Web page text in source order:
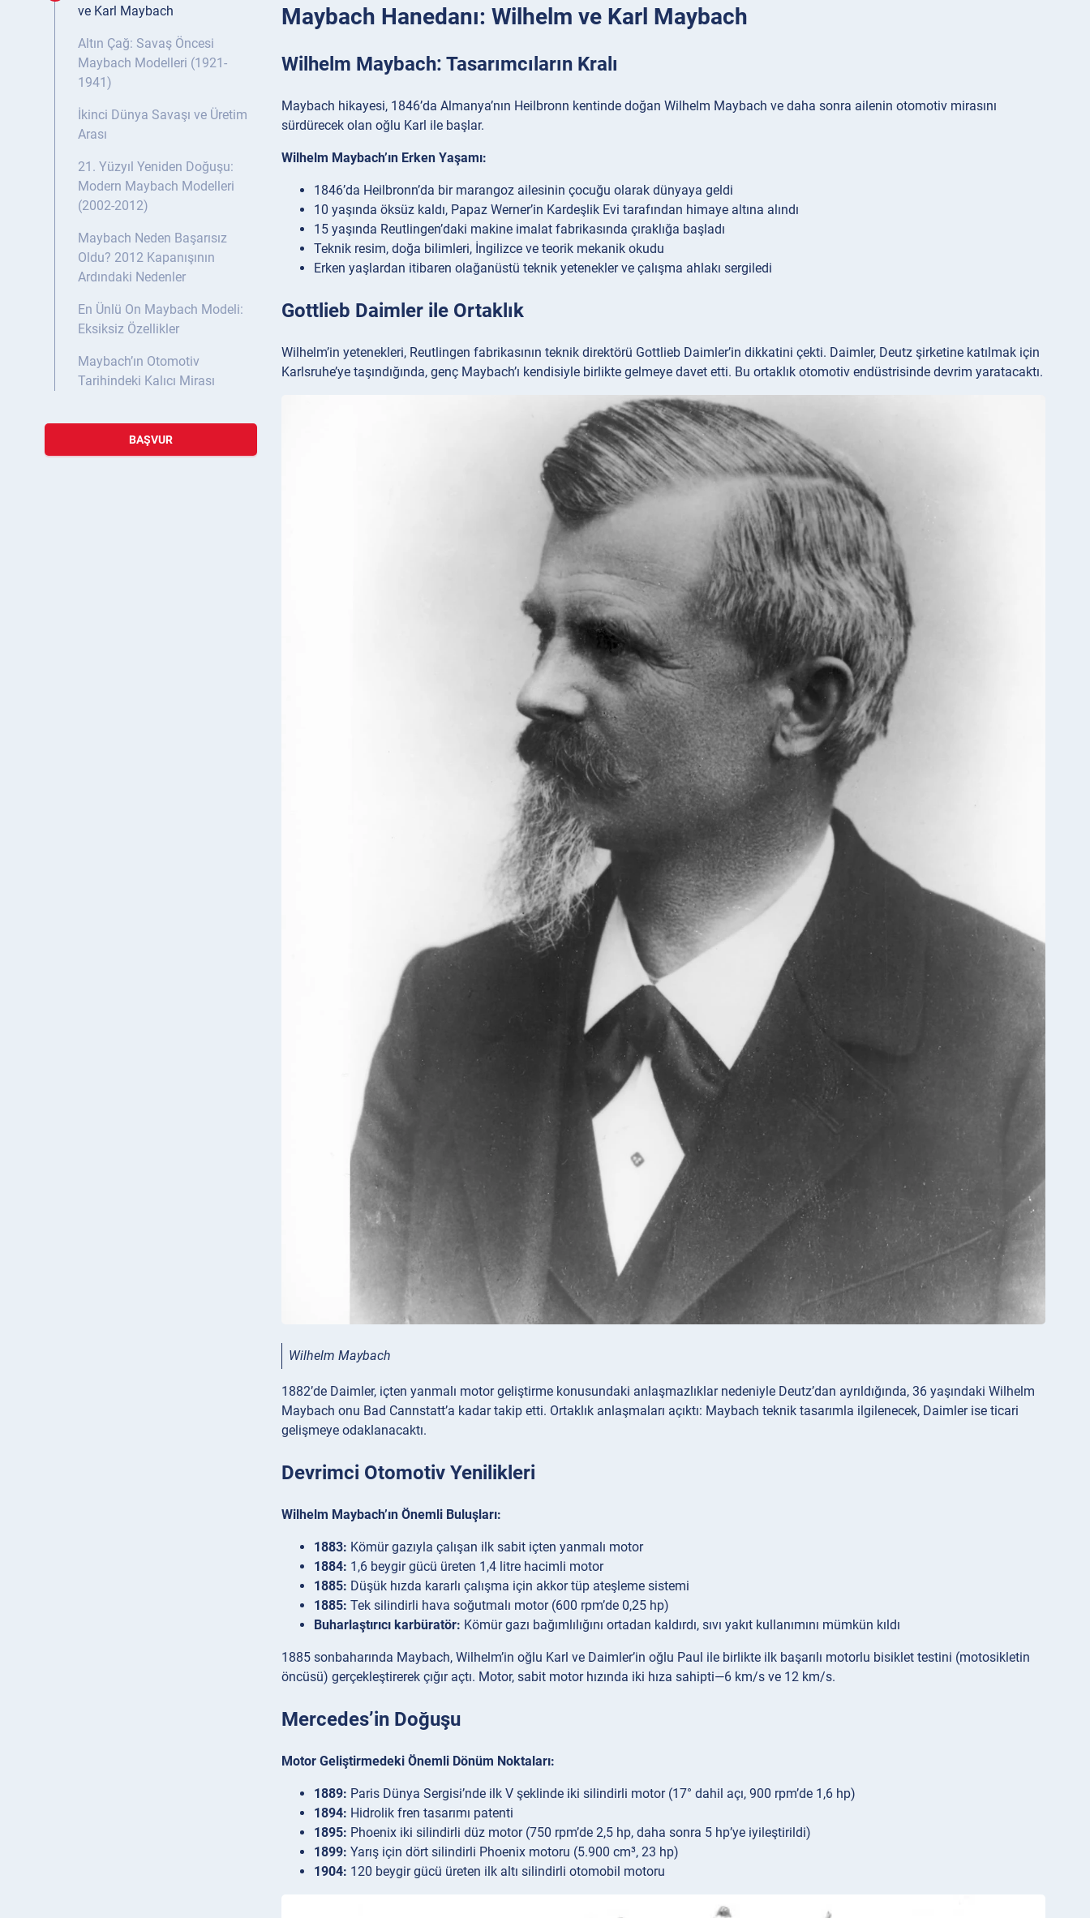
ve Karl Maybach
Altın Çağ: Savaş Öncesi
Maybach Modelleri (1921-
1941)
İkinci Dünya Savaşı ve Üretim
Arası
21. Yüzyıl Yeniden Doğuşu:
Modern Maybach Modelleri
(2002-2012)
Maybach Neden Başarısız
Oldu? 2012 Kapanışının
Ardındaki Nedenler
En Ünlü On Maybach Modeli:
Eksiksiz Özellikler
Maybach’ın Otomotiv
Tarihindeki Kalıcı Mirası
BAŞVUR
Maybach Hanedanı: Wilhelm ve Karl Maybach
Wilhelm Maybach: Tasarımcıların Kralı
Maybach hikayesi, 1846’da Almanya’nın Heilbronn kentinde doğan Wilhelm Maybach ve daha sonra ailenin otomotiv mirasını
sürdürecek olan oğlu Karl ile başlar.
Wilhelm Maybach’ın Erken Yaşamı:
1846’da Heilbronn’da bir marangoz ailesinin çocuğu olarak dünyaya geldi
10 yaşında öksüz kaldı, Papaz Werner’in Kardeşlik Evi tarafından himaye altına alındı
15 yaşında Reutlingen’daki makine imalat fabrikasında çıraklığa başladı
Teknik resim, doğa bilimleri, İngilizce ve teorik mekanik okudu
Erken yaşlardan itibaren olağanüstü teknik yetenekler ve çalışma ahlakı sergiledi
Gottlieb Daimler ile Ortaklık
Wilhelm’in yetenekleri, Reutlingen fabrikasının teknik direktörü Gottlieb Daimler’in dikkatini çekti. Daimler, Deutz şirketine katılmak için
Karlsruhe’ye taşındığında, genç Maybach’ı kendisiyle birlikte gelmeye davet etti. Bu ortaklık otomotiv endüstrisinde devrim yaratacaktı.
Wilhelm Maybach
1882’de Daimler, içten yanmalı motor geliştirme konusundaki anlaşmazlıklar nedeniyle Deutz’dan ayrıldığında, 36 yaşındaki Wilhelm
Maybach onu Bad Cannstatt’a kadar takip etti. Ortaklık anlaşmaları açıktı: Maybach teknik tasarımla ilgilenecek, Daimler ise ticari
gelişmeye odaklanacaktı.
Devrimci Otomotiv Yenilikleri
Wilhelm Maybach’ın Önemli Buluşları:
1883: Kömür gazıyla çalışan ilk sabit içten yanmalı motor
1884: 1,6 beygir gücü üreten 1,4 litre hacimli motor
1885: Düşük hızda kararlı çalışma için akkor tüp ateşleme sistemi
1885: Tek silindirli hava soğutmalı motor (600 rpm’de 0,25 hp)
Buharlaştırıcı karbüratör: Kömür gazı bağımlılığını ortadan kaldırdı, sıvı yakıt kullanımını mümkün kıldı
1885 sonbaharında Maybach, Wilhelm’in oğlu Karl ve Daimler’in oğlu Paul ile birlikte ilk başarılı motorlu bisiklet testini (motosikletin
öncüsü) gerçekleştirerek çığır açtı. Motor, sabit motor hızında iki hıza sahipti—6 km/s ve 12 km/s.
Mercedes’in Doğuşu
Motor Geliştirmedeki Önemli Dönüm Noktaları:
1889: Paris Dünya Sergisi’nde ilk V şeklinde iki silindirli motor (17° dahil açı, 900 rpm’de 1,6 hp)
1894: Hidrolik fren tasarımı patenti
1895: Phoenix iki silindirli düz motor (750 rpm’de 2,5 hp, daha sonra 5 hp’ye iyileştirildi)
1899: Yarış için dört silindirli Phoenix motoru (5.900 cm³, 23 hp)
1904: 120 beygir gücü üreten ilk altı silindirli otomobil motoru